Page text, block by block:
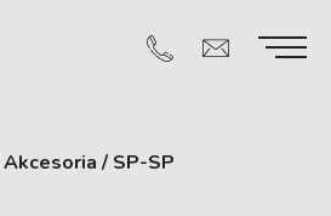
Akcesoria / SP-SP